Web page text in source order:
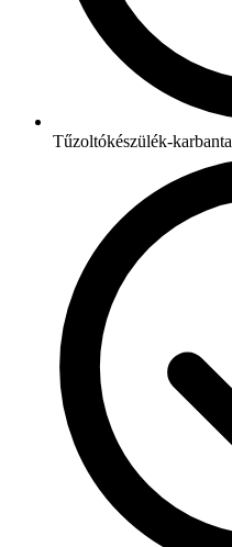
Tűzoltókészülék-